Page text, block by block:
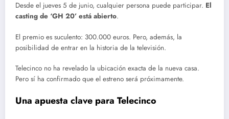
Desde el jueves 5 de junio, cualquier persona puede participar. El
casting de ‘GH 20’ está abierto.
El premio es suculento: 300.000 euros. Pero, además, la
posibilidad de entrar en la historia de la televisión.
Telecinco no ha revelado la ubicación exacta de la nueva casa.
Pero sí ha confirmado que el estreno será próximamente.
Una apuesta clave para Telecinco